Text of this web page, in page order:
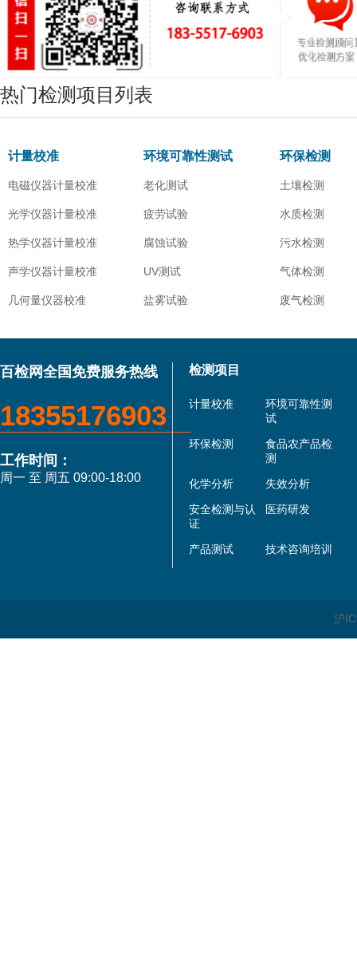
热门检测项目列表
计量校准
电磁仪器计量校准
光学仪器计量校准
热学仪器计量校准
声学仪器计量校准
几何量仪器校准
环境可靠性测试
老化测试
疲劳试验
腐蚀试验
UV测试
盐雾试验
环保检测
土壤检测
水质检测
污水检测
气体检测
废气检测
百检网全国免费服务热线
18355176903
工作时间：
周一 至 周五 09:00-18:00
检测项目
计量校准
环境可靠性测
试
环保检测
食品农产品检
测
化学分析
失效分析
安全检测与认
证
医药研发
产品测试 技术咨询培训
沪